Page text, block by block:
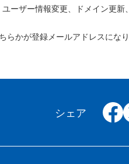
ーザー情報変更、ドメイン更
かが登録メールアドレスになり
シェア